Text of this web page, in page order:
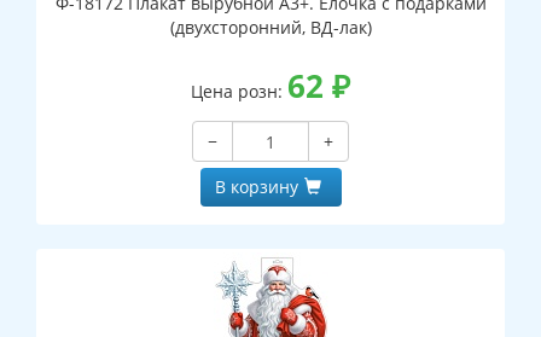
(двухсторонний, ВД-лак)
Цена розн: 62 ₽
−
+
В корзину